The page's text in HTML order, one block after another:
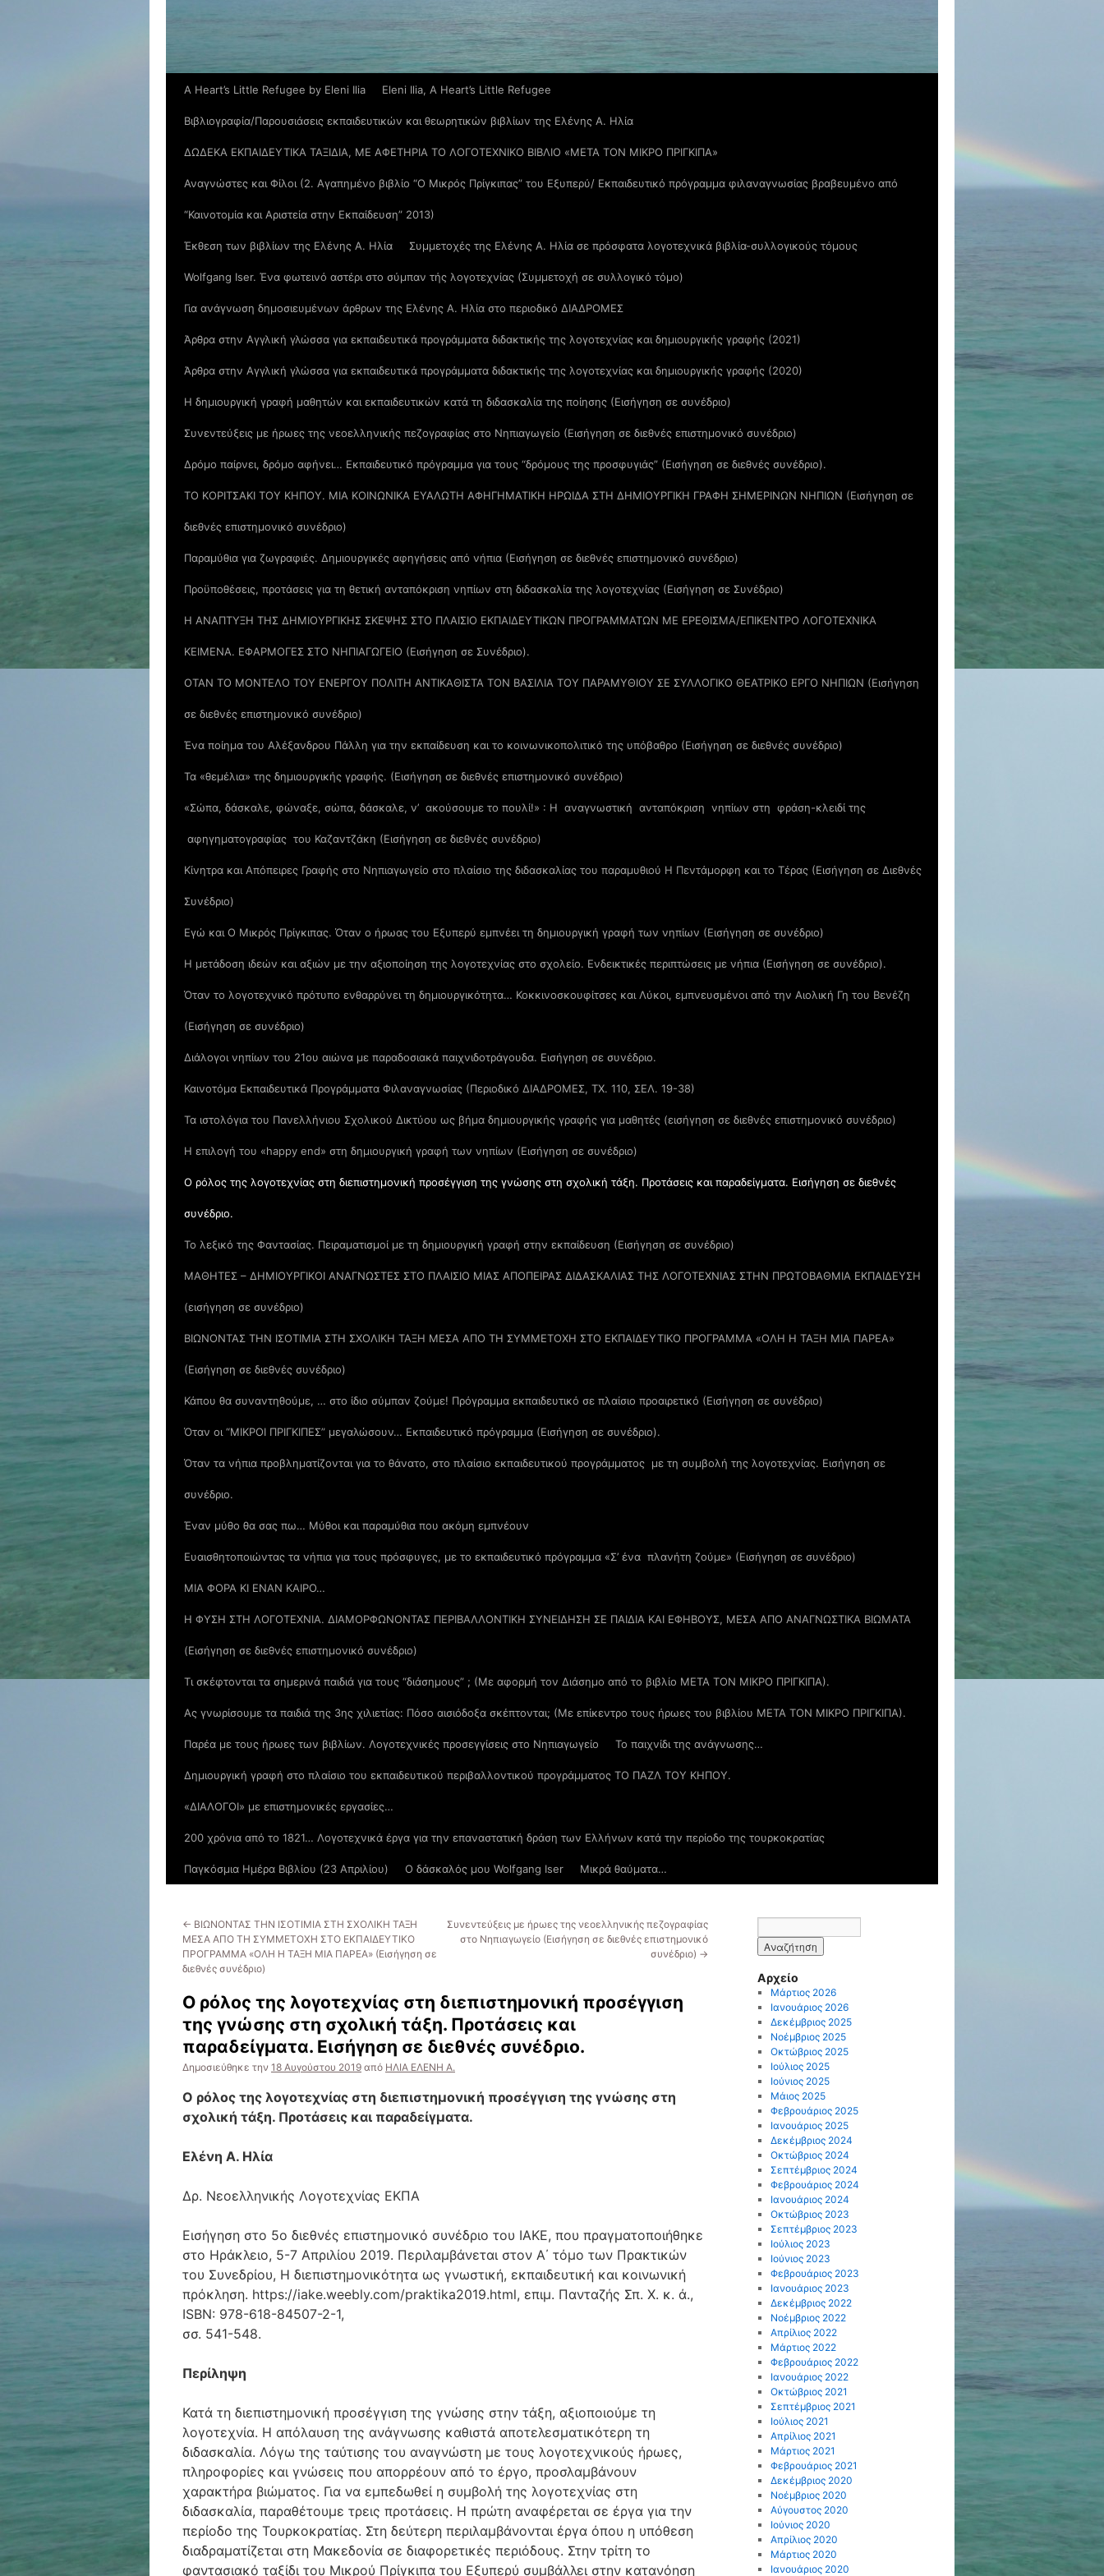
A Heart’s Little Refugee by Eleni Ilia Eleni Ilia, A Heart’s Little Refugee
Βιβλιογραφία/Παρουσιάσεις εκπαιδευτικών και θεωρητικών βιβλίων της Ελένης Α. Ηλία
ΔΩΔΕΚΑ ΕΚΠΑΙΔΕΥΤΙΚΑ ΤΑΞΙΔΙΑ, ΜΕ ΑΦΕΤΗΡΙΑ ΤΟ ΛΟΓΟΤΕΧΝΙΚΟ ΒΙΒΛΙΟ «ΜΕΤΑ ΤΟΝ ΜΙΚΡΟ ΠΡΙΓΚΙΠΑ»
Αναγνώστες και Φίλοι (2. Αγαπημένο βιβλίο “Ο Μικρός Πρίγκιπας” του Εξυπερύ/ Εκπαιδευτικό πρόγραμμα φιλαναγνωσίας βραβευμένο από
“Καινοτομία και Αριστεία στην Εκπαίδευση” 2013)
Έκθεση των βιβλίων της Ελένης Α. Ηλία Συμμετοχές της Ελένης Α. Ηλία σε πρόσφατα λογοτεχνικά βιβλία-συλλογικούς τόμους
Wolfgang Iser. Ένα φωτεινό αστέρι στο σύμπαν τής λογοτεχνίας (Συμμετοχή σε συλλογικό τόμο)
Για ανάγνωση δημοσιευμένων άρθρων της Ελένης Α. Ηλία στο περιοδικό ΔΙΑΔΡΟΜΕΣ
Άρθρα στην Αγγλική γλώσσα για εκπαιδευτικά προγράμματα διδακτικής της λογοτεχνίας και δημιουργικής γραφής (2021)
Άρθρα στην Αγγλική γλώσσα για εκπαιδευτικά προγράμματα διδακτικής της λογοτεχνίας και δημιουργικής γραφής (2020)
Η δημιουργική γραφή μαθητών και εκπαιδευτικών κατά τη διδασκαλία της ποίησης (Εισήγηση σε συνέδριο)
Συνεντεύξεις με ήρωες της νεοελληνικής πεζογραφίας στο Νηπιαγωγείο (Εισήγηση σε διεθνές επιστημονικό συνέδριο)
Δρόμο παίρνει, δρόμο αφήνει… Εκπαιδευτικό πρόγραμμα για τους “δρόμους της προσφυγιάς” (Εισήγηση σε διεθνές συνέδριο).
ΤΟ ΚΟΡΙΤΣΑΚΙ ΤΟΥ ΚΗΠΟΥ. ΜΙΑ ΚΟΙΝΩΝΙΚΑ ΕΥΑΛΩΤΗ ΑΦΗΓΗΜΑΤΙΚΗ ΗΡΩΙΔΑ ΣΤΗ ΔΗΜΙΟΥΡΓΙΚΗ ΓΡΑΦΗ ΣΗΜΕΡΙΝΩΝ ΝΗΠΙΩΝ (Εισήγηση σε
διεθνές επιστημονικό συνέδριο)
Παραμύθια για ζωγραφιές. Δημιουργικές αφηγήσεις από νήπια (Εισήγηση σε διεθνές επιστημονικό συνέδριο)
Προϋποθέσεις, προτάσεις για τη θετική ανταπόκριση νηπίων στη διδασκαλία της λογοτεχνίας (Εισήγηση σε Συνέδριο)
Η ΑΝΑΠΤΥΞΗ ΤΗΣ ΔΗΜΙΟΥΡΓΙΚΗΣ ΣΚΕΨΗΣ ΣΤΟ ΠΛΑΙΣΙΟ ΕΚΠΑΙΔΕΥΤΙΚΩΝ ΠΡΟΓΡΑΜΜΑΤΩΝ ΜΕ ΕΡΕΘΙΣΜΑ/ΕΠΙΚΕΝΤΡΟ ΛΟΓΟΤΕΧΝΙΚΑ
ΚΕΙΜΕΝΑ. ΕΦΑΡΜΟΓΕΣ ΣΤΟ ΝΗΠΙΑΓΩΓΕΙΟ (Εισήγηση σε Συνέδριο).
ΟΤΑΝ ΤΟ ΜΟΝΤΕΛΟ ΤΟΥ ΕΝΕΡΓΟΥ ΠΟΛΙΤΗ ΑΝΤΙΚΑΘΙΣΤΑ ΤΟΝ ΒΑΣΙΛΙΑ ΤΟΥ ΠΑΡΑΜΥΘΙΟΥ ΣΕ ΣΥΛΛΟΓΙΚΟ ΘΕΑΤΡΙΚΟ ΕΡΓΟ ΝΗΠΙΩΝ (Εισήγηση
σε διεθνές επιστημονικό συνέδριο)
Ένα ποίημα του Αλέξανδρου Πάλλη για την εκπαίδευση και το κοινωνικοπολιτικό της υπόβαθρο (Εισήγηση σε διεθνές συνέδριο)
Τα «θεµέλια» της δηµιουργικής γραφής. (Εισήγηση σε διεθνές επιστημονικό συνέδριο)
«Σώπα, δάσκαλε, φώναξε, σώπα, δάσκαλε, ν’ ακούσουμε το πουλί!» : Η αναγνωστική ανταπόκριση νηπίων στη φράση-κλειδί της
αφηγηματογραφίας του Καζαντζάκη (Εισήγηση σε διεθνές συνέδριο)
Κίνητρα και Απόπειρες Γραφής στο Νηπιαγωγείο στο πλαίσιο της διδασκαλίας του παραμυθιού Η Πεντάμορφη και το Τέρας (Εισήγηση σε Διεθνές
Συνέδριο)
Εγώ και Ο Μικρός Πρίγκιπας. Όταν ο ήρωας του Εξυπερύ εμπνέει τη δημιουργική γραφή των νηπίων (Εισήγηση σε συνέδριο)
Η μετάδοση ιδεών και αξιών με την αξιοποίηση της λογοτεχνίας στο σχολείο. Ενδεικτικές περιπτώσεις με νήπια (Εισήγηση σε συνέδριο).
Όταν το λογοτεχνικό πρότυπο ενθαρρύνει τη δημιουργικότητα… Κοκκινοσκουφίτσες και Λύκοι, εμπνευσμένοι από την Αιολική Γη του Βενέζη
(Εισήγηση σε συνέδριο)
Διάλογοι νηπίων του 21ου αιώνα με παραδοσιακά παιχνιδοτράγουδα. Εισήγηση σε συνέδριο.
Καινοτόμα Εκπαιδευτικά Προγράμματα Φιλαναγνωσίας (Περιοδικό ΔΙΑΔΡΟΜΕΣ, ΤΧ. 110, ΣΕΛ. 19-38)
Τα ιστολόγια του Πανελλήνιου Σχολικού Δικτύου ως βήμα δημιουργικής γραφής για μαθητές (εισήγηση σε διεθνές επιστημονικό συνέδριο)
Η επιλογή του «happy end» στη δημιουργική γραφή των νηπίων (Εισήγηση σε συνέδριο)
Ο ρόλος της λογοτεχνίας στη διεπιστημονική προσέγγιση της γνώσης στη σχολική τάξη. Προτάσεις και παραδείγματα. Εισήγηση σε διεθνές
συνέδριο.
Το λεξικό της Φαντασίας. Πειραματισμοί με τη δημιουργική γραφή στην εκπαίδευση (Εισήγηση σε συνέδριο)
ΜΑΘΗΤΕΣ – ΔΗΜΙΟΥΡΓΙΚΟΙ ΑΝΑΓΝΩΣΤΕΣ ΣΤΟ ΠΛΑΙΣΙΟ ΜΙΑΣ ΑΠΟΠΕΙΡΑΣ ΔΙΔΑΣΚΑΛΙΑΣ ΤΗΣ ΛΟΓΟΤΕΧΝΙΑΣ ΣΤΗΝ ΠΡΩΤΟΒΑΘΜΙΑ ΕΚΠΑΙΔΕΥΣΗ
(εισήγηση σε συνέδριο)
ΒΙΩΝΟΝΤΑΣ ΤΗΝ ΙΣΟΤΙΜΙΑ ΣΤΗ ΣΧΟΛΙΚΗ ΤΑΞΗ ΜΕΣΑ ΑΠΟ ΤΗ ΣΥΜΜΕΤΟΧΗ ΣΤΟ ΕΚΠΑΙΔΕΥΤΙΚΟ ΠΡΟΓΡΑΜΜΑ «ΟΛΗ Η ΤΑΞΗ ΜΙΑ ΠΑΡΕΑ»
(Εισήγηση σε διεθνές συνέδριο)
Κάπου θα συναντηθούμε, … στο ίδιο σύμπαν ζούμε! Πρόγραμμα εκπαιδευτικό σε πλαίσιο προαιρετικό (Εισήγηση σε συνέδριο)
Όταν οι “ΜΙΚΡΟΙ ΠΡΙΓΚΙΠΕΣ” μεγαλώσουν… Εκπαιδευτικό πρόγραμμα (Εισήγηση σε συνέδριο).
Όταν τα νήπια προβληματίζονται για το θάνατο, στο πλαίσιο εκπαιδευτικού προγράμματος με τη συμβολή της λογοτεχνίας. Εισήγηση σε
συνέδριο.
Έναν μύθο θα σας πω… Μύθοι και παραμύθια που ακόμη εμπνέουν
Ευαισθητοποιώντας τα νήπια για τους πρόσφυγες, με το εκπαιδευτικό πρόγραμμα «Σ’ ένα πλανήτη ζούμε» (Εισήγηση σε συνέδριο)
ΜΙΑ ΦΟΡΑ ΚΙ ΕΝΑΝ ΚΑΙΡΟ…
Η ΦΥΣΗ ΣΤΗ ΛΟΓΟΤΕΧΝΙΑ. ΔΙΑΜΟΡΦΩΝΟΝΤΑΣ ΠΕΡΙΒΑΛΛΟΝΤΙΚΗ ΣΥΝΕΙΔΗΣΗ ΣΕ ΠΑΙΔΙΑ ΚΑΙ ΕΦΗΒΟΥΣ, ΜΕΣΑ ΑΠΟ ΑΝΑΓΝΩΣΤΙΚΑ ΒΙΩΜΑΤΑ
(Εισήγηση σε διεθνές επιστημονικό συνέδριο)
Τι σκέφτονται τα σημερινά παιδιά για τους “διάσημους” ; (Με αφορμή τον Διάσημο από το βιβλίο ΜΕΤΑ ΤΟΝ ΜΙΚΡΟ ΠΡΙΓΚΙΠΑ).
Ας γνωρίσουμε τα παιδιά της 3ης χιλιετίας: Πόσο αισιόδοξα σκέπτονται; (Με επίκεντρο τους ήρωες του βιβλίου ΜΕΤΑ ΤΟΝ ΜΙΚΡΟ ΠΡΙΓΚΙΠΑ).
Παρέα με τους ήρωες των βιβλίων. Λογοτεχνικές προσεγγίσεις στο Νηπιαγωγείο Το παιχνίδι της ανάγνωσης…
Δημιουργική γραφή στο πλαίσιο του εκπαιδευτικού περιβαλλοντικού προγράμματος ΤΟ ΠΑΖΛ ΤΟΥ ΚΗΠΟΥ.
«ΔΙΑΛΟΓΟΙ» με επιστημονικές εργασίες…
200 χρόνια από το 1821… Λογοτεχνικά έργα για την επαναστατική δράση των Ελλήνων κατά την περίοδο της τουρκοκρατίας
Παγκόσμια Ημέρα Βιβλίου (23 Απριλίου) Ο δάσκαλός μου Wolfgang Iser Μικρά θαύματα…
← ΒΙΩΝΟΝΤΑΣ ΤΗΝ ΙΣΟΤΙΜΙΑ ΣΤΗ ΣΧΟΛΙΚΗ ΤΑΞΗ
ΜΕΣΑ ΑΠΟ ΤΗ ΣΥΜΜΕΤΟΧΗ ΣΤΟ ΕΚΠΑΙΔΕΥΤΙΚΟ
ΠΡΟΓΡΑΜΜΑ «ΟΛΗ Η ΤΑΞΗ ΜΙΑ ΠΑΡΕΑ» (Εισήγηση σε
διεθνές συνέδριο)
Συνεντεύξεις με ήρωες της νεοελληνικής πεζογραφίας
στο Νηπιαγωγείο (Εισήγηση σε διεθνές επιστημονικό
συνέδριο) →
Ο ρόλος της λογοτεχνίας στη διεπιστημονική προσέγγιση
της γνώσης στη σχολική τάξη. Προτάσεις και
παραδείγματα. Εισήγηση σε διεθνές συνέδριο.
Δημοσιεύθηκε την 18 Αυγούστου 2019 από ΗΛΙΑ ΕΛΕΝΗ A.
Ο ρόλος της λογοτεχνίας στη διεπιστημονική προσέγγιση της γνώσης στη
σχολική τάξη. Προτάσεις και παραδείγματα.
Ελένη Α. Ηλία
Δρ. Νεοελληνικής Λογοτεχνίας ΕΚΠΑ
Εισήγηση στο 5ο διεθνές επιστημονικό συνέδριο του ΙΑΚΕ, που πραγματοποιήθηκε
στο Ηράκλειο, 5-7 Απριλίου 2019. Περιλαμβάνεται στον Α΄ τόμο των Πρακτικών
του Συνεδρίου, Η διεπιστημονικότητα ως γνωστική, εκπαιδευτική και κοινωνική
πρόκληση. https://iake.weebly.com/praktika2019.html, επιμ. Πανταζής Σπ. Χ. κ. ά.,
ISBN: 978-618-84507-2-1,
σσ. 541-548.
Περίληψη
Κατά τη διεπιστημονική προσέγγιση της γνώσης στην τάξη, αξιοποιούμε τη
λογοτεχνία. Η απόλαυση της ανάγνωσης καθιστά αποτελεσματικότερη τη
διδασκαλία. Λόγω της ταύτισης του αναγνώστη με τους λογοτεχνικούς ήρωες,
πληροφορίες και γνώσεις που απορρέουν από το έργο, προσλαμβάνουν
χαρακτήρα βιώματος. Για να εμπεδωθεί η συμβολή της λογοτεχνίας στη
διδασκαλία, παραθέτουμε τρεις προτάσεις. Η πρώτη αναφέρεται σε έργα για την
περίοδο της Τουρκοκρατίας. Στη δεύτερη περιλαμβάνονται έργα όπου η υπόθεση
διαδραματίζεται στη Μακεδονία σε διαφορετικές περιόδους. Στην τρίτη το
φαντασιακό ταξίδι του Μικρού Πρίγκιπα του Εξυπερύ συμβάλλει στην κατανόηση
Αρχείο
Μάρτιος 2026
Ιανουάριος 2026
Δεκέμβριος 2025
Νοέμβριος 2025
Οκτώβριος 2025
Ιούλιος 2025
Ιούνιος 2025
Μάιος 2025
Φεβρουάριος 2025
Ιανουάριος 2025
Δεκέμβριος 2024
Οκτώβριος 2024
Σεπτέμβριος 2024
Φεβρουάριος 2024
Ιανουάριος 2024
Οκτώβριος 2023
Σεπτέμβριος 2023
Ιούλιος 2023
Ιούνιος 2023
Φεβρουάριος 2023
Ιανουάριος 2023
Δεκέμβριος 2022
Νοέμβριος 2022
Απρίλιος 2022
Μάρτιος 2022
Φεβρουάριος 2022
Ιανουάριος 2022
Οκτώβριος 2021
Σεπτέμβριος 2021
Ιούλιος 2021
Απρίλιος 2021
Μάρτιος 2021
Φεβρουάριος 2021
Δεκέμβριος 2020
Νοέμβριος 2020
Αύγουστος 2020
Ιούνιος 2020
Απρίλιος 2020
Μάρτιος 2020
Ιανουάριος 2020